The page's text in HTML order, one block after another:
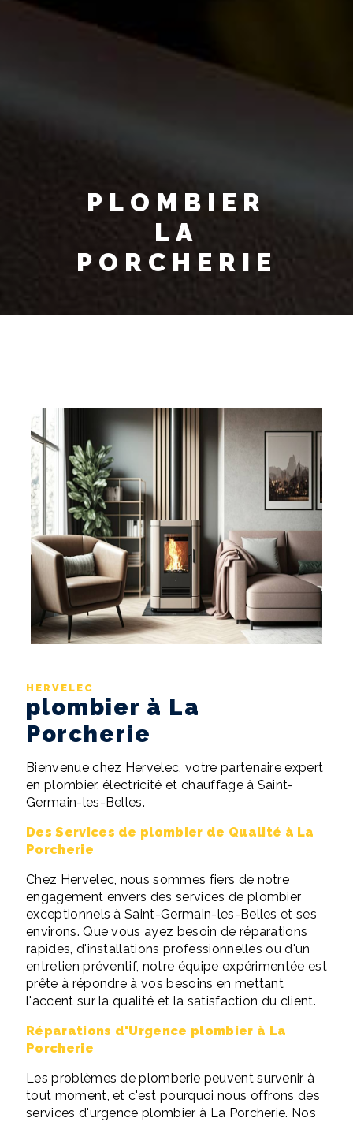
PLOMBIER
LA
PORCHERIE
HERVELEC
plombier à La
Porcherie
Bienvenue chez Hervelec, votre partenaire expert
en plombier, électricité et chauffage à Saint-
Germain-les-Belles.
Des Services de plombier de Qualité à La
Porcherie
Chez Hervelec, nous sommes fiers de notre
engagement envers des services de plombier
exceptionnels à Saint-Germain-les-Belles et ses
environs. Que vous ayez besoin de réparations
rapides, d'installations professionnelles ou d'un
entretien préventif, notre équipe expérimentée est
prête à répondre à vos besoins en mettant
l'accent sur la qualité et la satisfaction du client.
Réparations d'Urgence plombier à La
Porcherie
Les problèmes de plomberie peuvent survenir à
tout moment, et c'est pourquoi nous offrons des
services d'urgence plombier à La Porcherie. Nos